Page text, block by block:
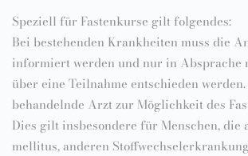
Speziell für Fastenkurse gilt folgendes:
Bei bestehenden Krankheiten muss die
informiert werden und nur in Absprache
über eine Teilnahme entschieden
behandelnde Arzt zur Möglichkeit des
Dies gilt insbesondere für Menschen, die
mellitus, anderen